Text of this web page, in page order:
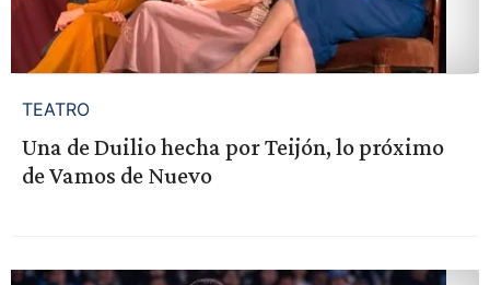
TEATRO
Una de Duilio hecha por Teijón, lo próximo
de Vamos de Nuevo